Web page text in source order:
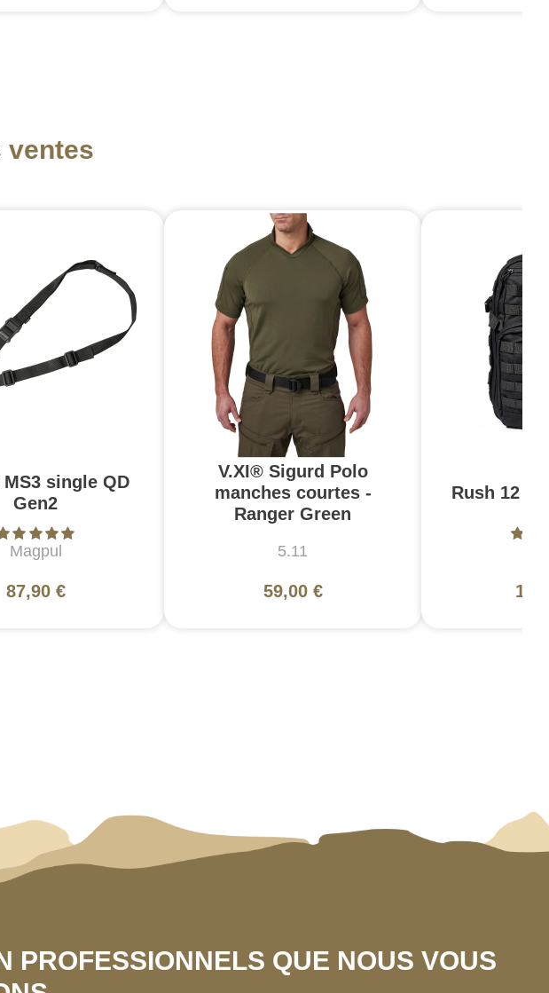
ventes
single QD
Gen2
Magpul
87,90 €
V.XI® Sigurd Polo
manches courtes -
Ranger Green
5.11
59,00 €
Rush 12
PROFESSIONNELS QUE NOUS VOUS